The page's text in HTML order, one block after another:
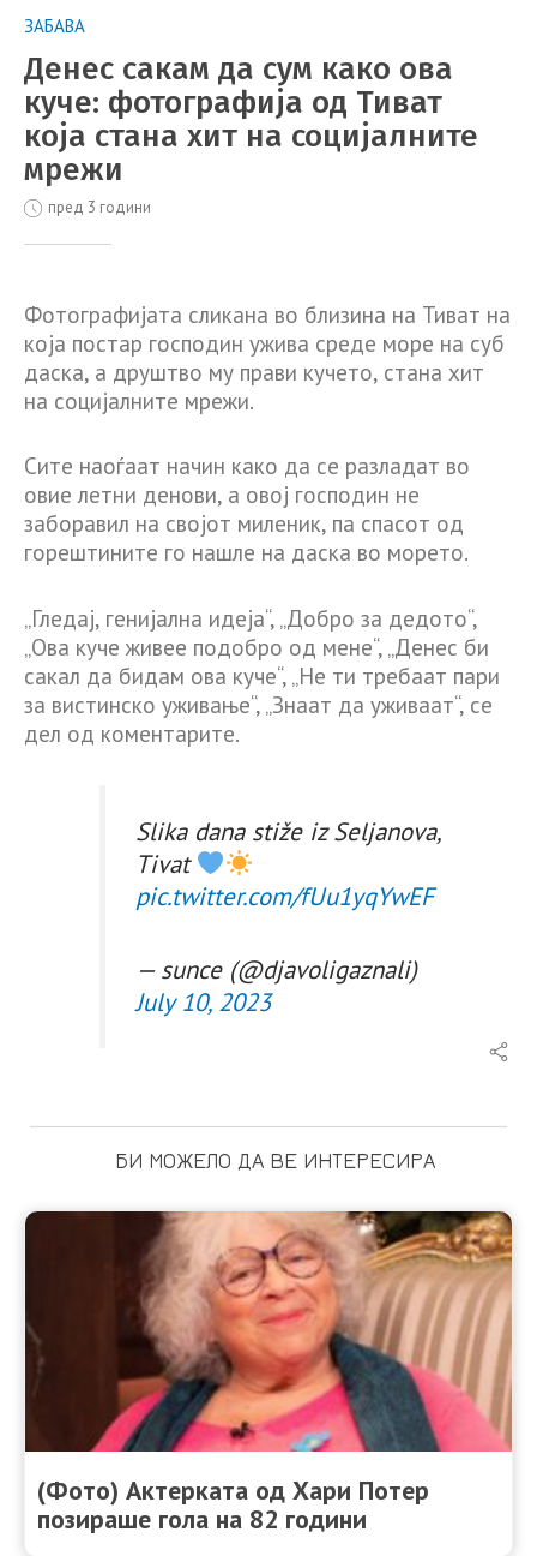
ЗАБАВА
Денес сакам да сум како ова
куче: фотографија од Тиват
која стана хит на социјалните
мрежи
пред 3 години
Фотографијата сликана во близина на Тиват на
која постар господин ужива среде море на суб
даска, а друштво му прави кучето, стана хит
на социјалните мрежи.
Сите наоѓаат начин како да се разладат во
овие летни денови, а овој господин не
заборавил на својот миленик, па спасот од
горештините го нашле на даска во морето.
„Гледај, генијална идеја“, „Добро за дедото“,
„Ова куче живее подобро од мене“, „Денес би
сакал да бидам ова куче“, „Не ти требаат пари
за вистинско уживање“, „Знаат да уживаат“, се
дел од коментарите.
Slika dana stiže iz Seljanova,
Tivat
pic.twitter.com/fUu1yqYwEF
— sunce (@djavoligaznali)
July 10, 2023
БИ МОЖЕЛО ДА ВЕ ИНТЕРЕСИРА
(Фото) Актерката од Хари Потер
позираше гола на 82 години